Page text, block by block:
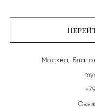
Москва,